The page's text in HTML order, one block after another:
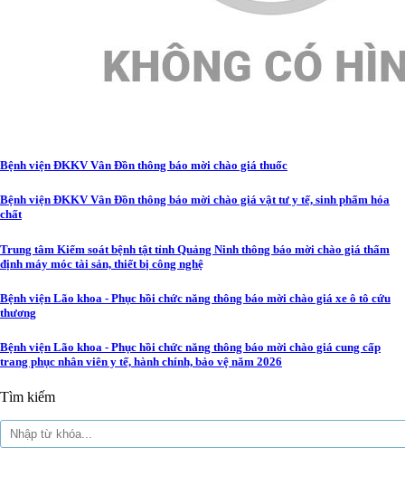
Bệnh viện ĐKKV Vân Đồn thông báo mời chào giá thuốc
Bệnh viện ĐKKV Vân Đồn thông báo mời chào giá vật tư y tế, sinh phẩm hóa
chất
Trung tâm Kiểm soát bệnh tật tỉnh Quảng Ninh thông báo mời chào giá thẩm
định máy móc tài sản, thiết bị công nghệ
Bệnh viện Lão khoa - Phục hồi chức năng thông báo mời chào giá xe ô tô cứu
thương
Bệnh viện Lão khoa - Phục hồi chức năng thông báo mời chào giá cung cấp
trang phục nhân viên y tế, hành chính, bảo vệ năm 2026
Tìm kiếm